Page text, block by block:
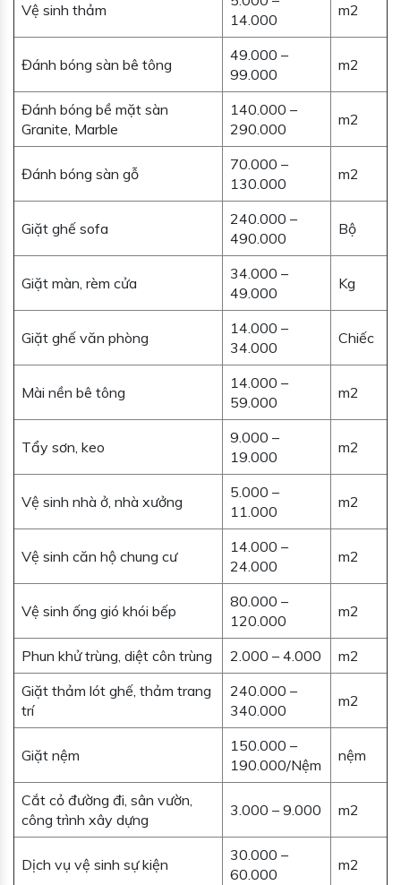
Vệ sinh thảm
14.000
m2
Đánh bóng sàn bê tông
49.000 –
99.000
m2
Đánh bóng bề mặt sàn
Granite, Marble
140.000 –
290.000
m2
Đánh bóng sàn gỗ
70.000 –
130.000
m2
Giặt ghế sofa
240.000 –
490.000
Bộ
Giặt màn, rèm cửa
34.000 –
49.000
Kg
Giặt ghế văn phòng
14.000 –
34.000
Chiếc
Mài nền bê tông
14.000 –
59.000
m2
Tẩy sơn, keo
9.000 –
19.000
m2
Vệ sinh nhà ở, nhà xưởng
5.000 –
11.000
m2
Vệ sinh căn hộ chung cư
14.000 –
24.000
m2
Vệ sinh ống gió khói bếp
80.000 –
120.000
m2
Phun khử trùng, diệt côn trùng 2.000 – 4.000
m2
Giặt thảm lót ghế, thảm trang
trí
240.000 –
340.000
m2
Giặt nệm
150.000 –
190.000/Nệm
nệm
Cắt cỏ đường đi, sân vườn,
công trình xây dựng
3.000 – 9.000 m2
Dịch vụ vệ sinh sự kiện
30.000 –
60.000
m2